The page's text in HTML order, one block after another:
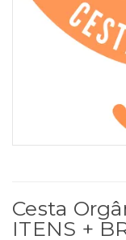
Cesta
ITENS +